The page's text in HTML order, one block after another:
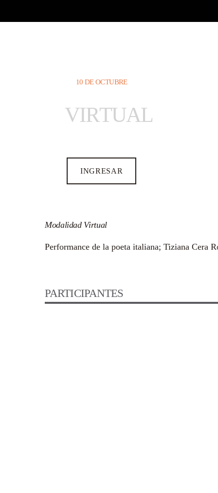
10 DE OCTUBRE
VIRTUAL
INGRESAR
Modalidad Virtual
Performance de la poeta italiana; Tiziana Cera
PARTICIPANTES